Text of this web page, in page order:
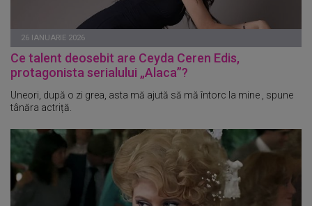
26 IANUARIE 2026
Ce talent deosebit are Ceyda Ceren Edis,
protagonista serialului „Alaca”?
Uneori, după o zi grea, asta mă ajută să mă întorc la mine , spune
tânăra actriță.